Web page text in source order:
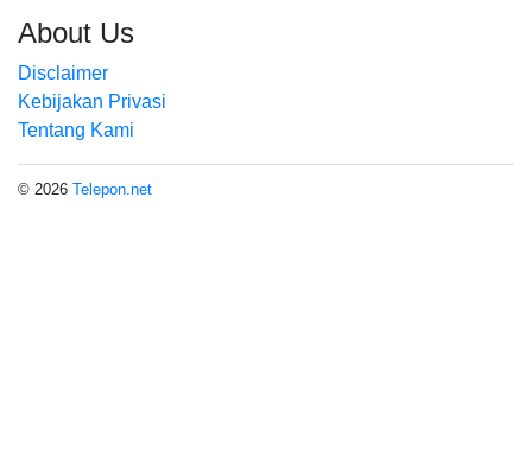
About Us
Disclaimer
Kebijakan Privasi
Tentang Kami
© 2026 Telepon.net